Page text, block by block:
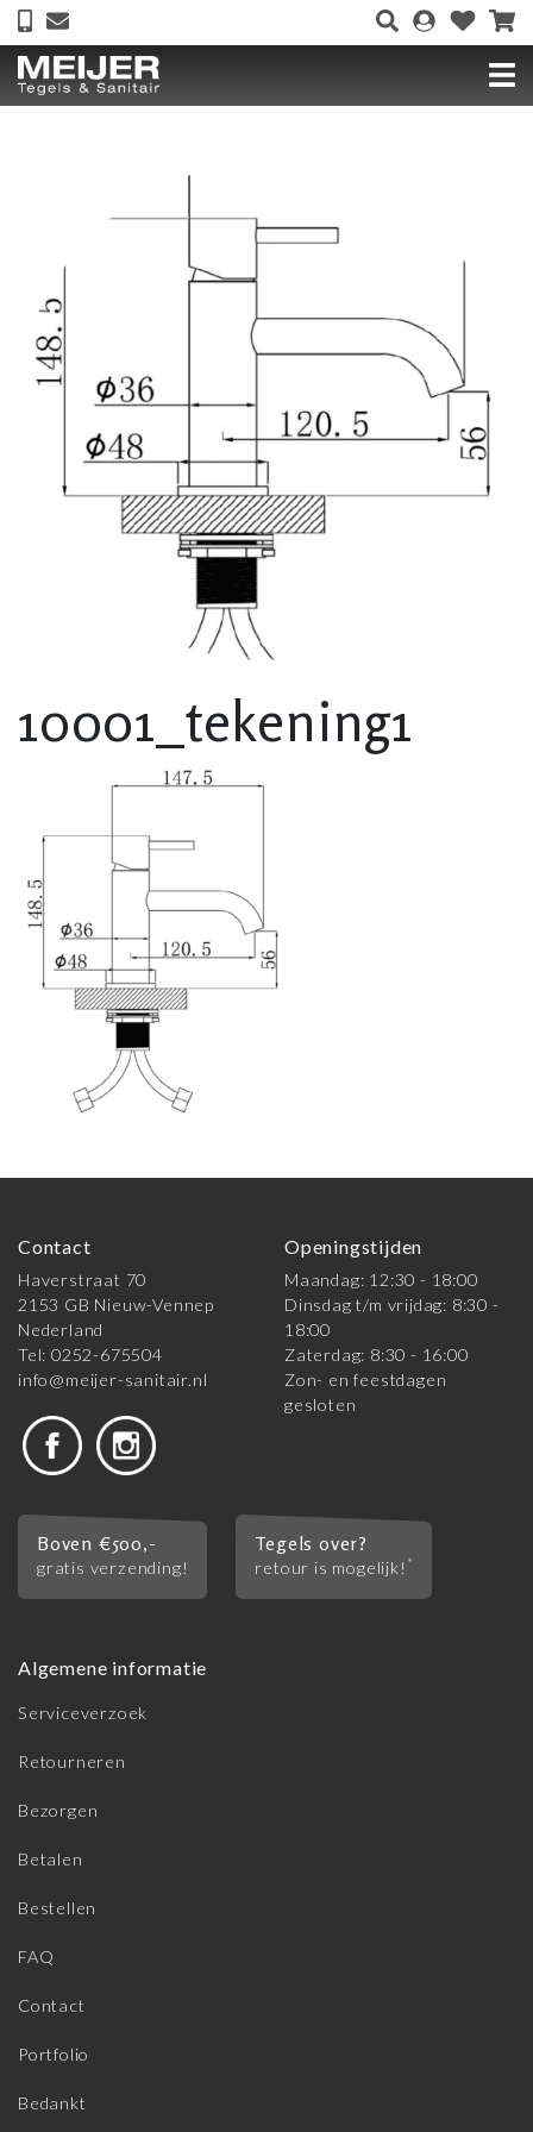
10001_tekening1
Contact
Haverstraat 70
2153 GB Nieuw-Vennep
Nederland
Tel: 0252-675504
info@meijer-sanitair.nl
Openingstijden
Maandag: 12:30 - 18:00
Dinsdag t/m vrijdag: 8:30 -
18:00
Zaterdag: 8:30 - 16:00
Zon- en feestdagen
gesloten
Boven €500,-
gratis verzending!
Tegels over?
retour is mogelijk! *
Algemene informatie
Serviceverzoek
Retourneren
Bezorgen
Betalen
Bestellen
FAQ
Contact
Portfolio
Bedankt